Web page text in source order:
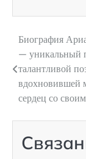
по
записям
Биография
— уникальный
талантливой
вдохновившей
сердец со